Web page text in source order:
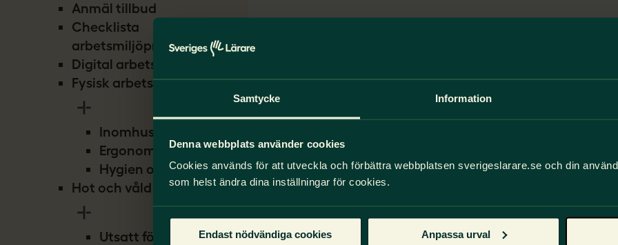
Samtycke Information
Denna webbplats använder cookies
Cookies används för att utveckla och förbättra webbplatsen sverigeslarare.se och din
som helst ändra dina inställningar för cookies.
Endast nödvändiga cookies Anpassa urval
Anmäl tillbud
Checklista
arbetsmiljöproblem
Digital arbetsmiljö
Fysisk arbetsmiljö
Inomhusmiljö
Ergonomi
Hygien och smitta
Hot och våld
Utsatt för hot